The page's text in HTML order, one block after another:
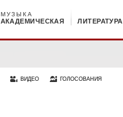
АКАДЕМИЧЕСКАЯ
МУЗЫКА
ЛИТЕРАТУРА
ВИДЕО ГОЛОСОВАНИЯ